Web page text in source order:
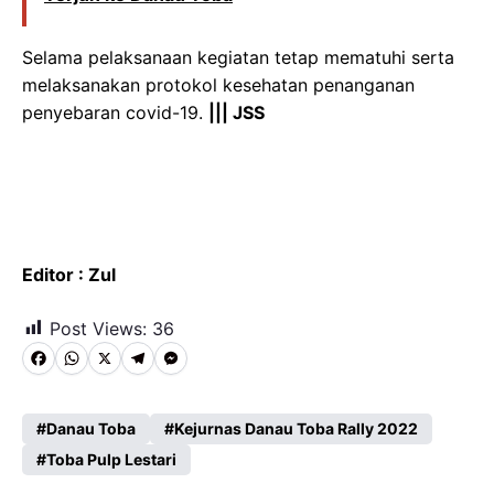
Selama pelaksanaan kegiatan tetap mematuhi serta
melaksanakan protokol kesehatan penanganan
penyebaran covid-19.
||| JSS
Editor : Zul
Post Views: 36
F
c
e
W
a
t
X T
l
e
M
s
s
Danau Toba
Kejurnas Danau Toba Rally 2022
Toba Pulp Lestari